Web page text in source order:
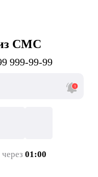
СМС
999-99-99
01:00